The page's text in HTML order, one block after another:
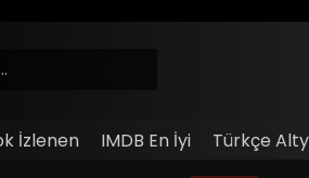
İzlenen IMDB En İyi Türkçe